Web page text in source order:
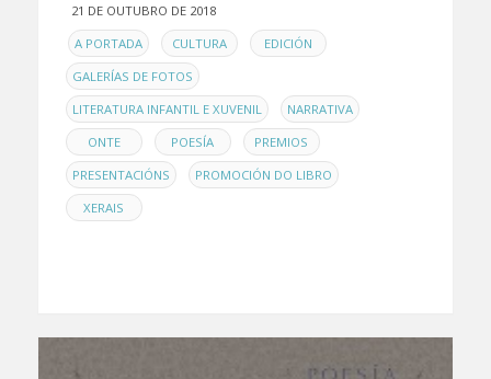
21 DE OUTUBRO DE 2018
ENA PORTADA , CULTURA , EDICIÓN ,
GALERÍAS DE FOTOS ,
LITERATURA INFANTIL E XUVENIL , NARRATIVA ,
ONTE , POESÍA , PREMIOS ,
PRESENTACIÓNS , PROMOCIÓN DO LIBRO ,
XERAIS